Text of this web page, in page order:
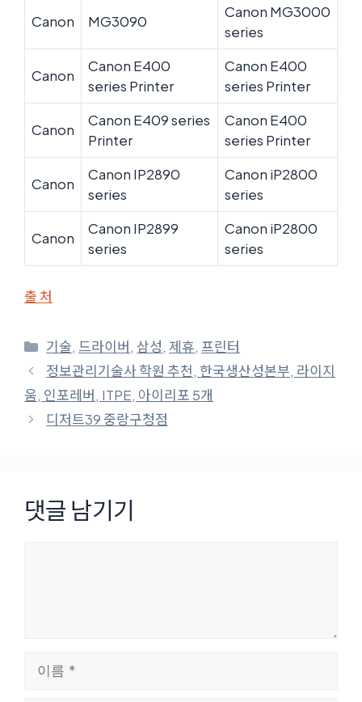
Canon MG3090
Canon MG3000
series
Canon
Canon E400
series Printer
Canon E400
series Printer
Canon
Canon E409 series
Printer
Canon E400
series Printer
Canon
Canon IP2890
series
Canon iP2800
series
Canon
Canon IP2899
series
Canon iP2800
series
출 처
카
테
고
리
기술, 드라이버, 삼성,제휴, 프린터
정보관리기술사 학원 추천, 한국생산성본부, 라이지
움, 인포레버, ITPE, 아이리포 5개
디저트39 중랑구청점
댓글 남기기